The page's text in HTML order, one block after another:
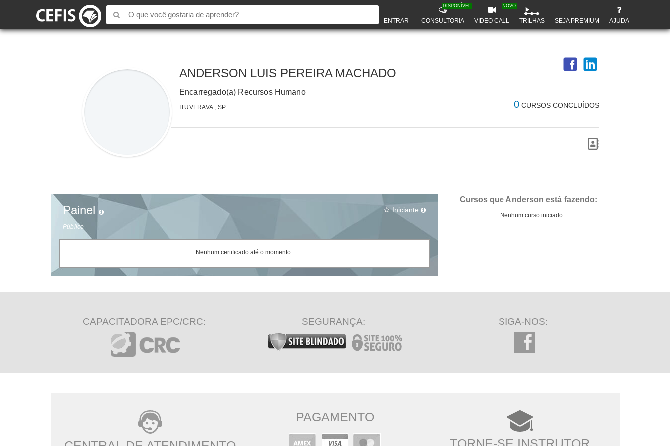
ENTRAR CONSULTORIA
DISPONÍVEL
VIDEO CALL
NOVO
TRILHAS SEJA PREMIUM AJUDA
ANDERSON LUIS PEREIRA MACHADO
Encarregado(a) Recursos Humano
ITUVERAVA , SP 0 CURSOS CONCLUÍDOS
Painel
Público
star_border Iniciante
Nenhum certificado até o momento.
Cursos que Anderson está fazendo:
Nenhum curso iniciado.
CAPACITADORA EPC/CRC: SEGURANÇA: SIGA-NOS:
PAGAMENTO
TORNE-SE INSTRUTOR